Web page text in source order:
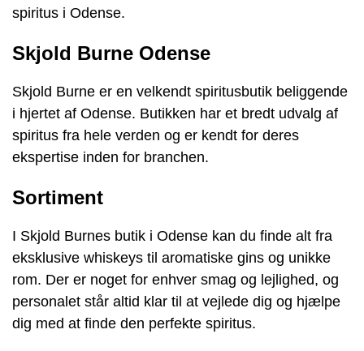
spiritus i Odense.
Skjold Burne Odense
Skjold Burne er en velkendt spiritusbutik beliggende
i hjertet af Odense. Butikken har et bredt udvalg af
spiritus fra hele verden og er kendt for deres
ekspertise inden for branchen.
Sortiment
I Skjold Burnes butik i Odense kan du finde alt fra
eksklusive whiskeys til aromatiske gins og unikke
rom. Der er noget for enhver smag og lejlighed, og
personalet står altid klar til at vejlede dig og hjælpe
dig med at finde den perfekte spiritus.